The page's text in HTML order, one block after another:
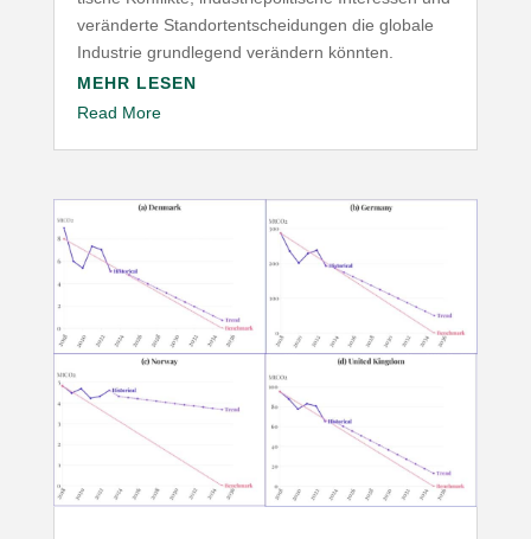
verän­derte Stand­ort­ent­schei­dungen die globale
Industrie grund­legend verändern könnten.
MEHR LESEN
Read More